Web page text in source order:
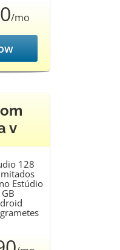
/mo
v
128
Estúdio